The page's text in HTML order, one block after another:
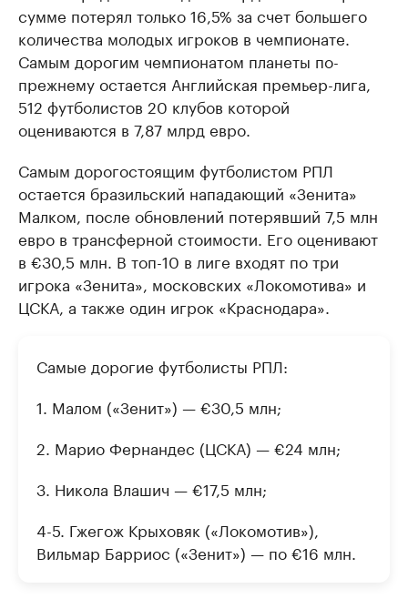
сумме потерял только 16,5% за счет большего
количества молодых игроков в чемпионате.
Самым дорогим чемпионатом планеты по-
прежнему остается Английская премьер-лига,
512 футболистов 20 клубов которой
оцениваются в 7,87 млрд евро.
Самым дорогостоящим футболистом РПЛ
остается бразильский нападающий «Зенита»
Малком, после обновлений потерявший 7,5 млн
евро в трансферной стоимости. Его оценивают
в €30,5 млн. В топ-10 в лиге входят по три
игрока «Зенита», московских «Локомотива» и
ЦСКА, а также один игрок «Краснодара».
Самые дорогие футболисты РПЛ:
1. Малом («Зенит») — €30,5 млн;
2. Марио Фернандес (ЦСКА) — €24 млн;
3. Никола Влашич — €17,5 млн;
4-5. Гжегож Крыховяк («Локомотив»),
Вильмар Барриос («Зенит») — по €16 млн.